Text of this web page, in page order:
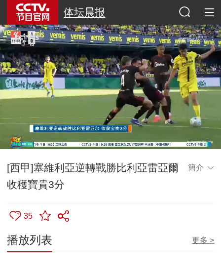
体坛晨报
[西甲]塞維利亞逆轉戰勝比利亞雷亞爾
收穫寶貴3分
簡介
35
播放列表 更多 >